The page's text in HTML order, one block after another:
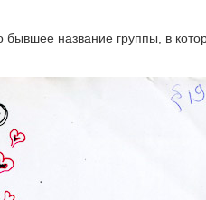
бывшее название группы, в